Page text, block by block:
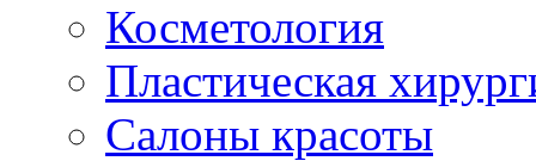
Косметология
Пластическая
Салоны красоты